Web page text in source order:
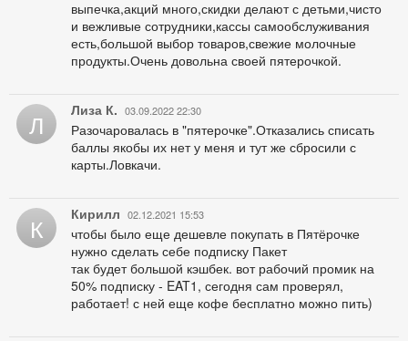
выпечка,акций много,скидки делают с детьми,чисто
и вежливые сотрудники,кассы самообслуживания
есть,большой выбор товаров,свежие молочные
продукты.Очень довольна своей пятерочкой.
Л Лиза К. 03.09.2022 22:30
Разочаровалась в "пятерочке".Отказались списать
баллы якобы их нет у меня и тут же сбросили с
карты.Ловкачи.
К Кирилл 02.12.2021 15:53
чтобы было еще дешевле покупать в Пятёрочке
нужно сделать себе подписку Пакет
так будет большой кэшбек. вот рабочий промик на
50% подписку - EAT1, сегодня сам проверял,
работает! с ней еще кофе бесплатно можно пить)